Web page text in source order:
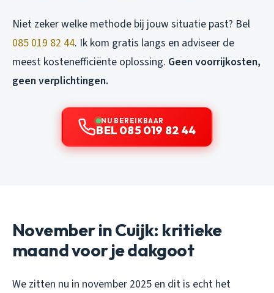
Niet zeker welke methode bij jouw situatie past? Bel
085 019 82 44. Ik kom gratis langs en adviseer de
meest kostenefficiënte oplossing. Geen voorrijkosten,
geen verplichtingen.
NU BEREIKBAAR
BEL 085 019 82 44
November in Cuijk: kritieke
maand voor je dakgoot
We zitten nu in november 2025 en dit is echt het